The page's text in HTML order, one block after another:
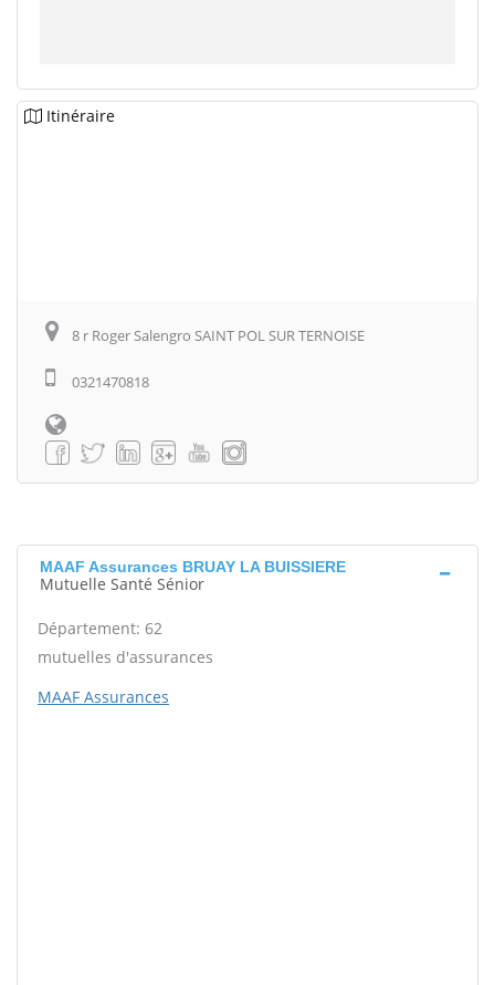
Itinéraire
8 r Roger Salengro SAINT POL SUR TERNOISE
0321470818
MAAF Assurances BRUAY LA BUISSIERE
Mutuelle Santé Sénior
Département: 62
mutuelles d'assurances
MAAF Assurances